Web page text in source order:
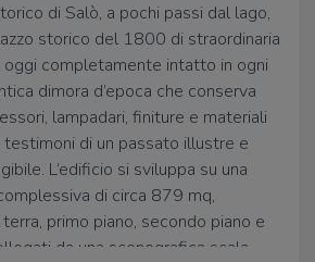
di Salò, a pochi passi dal lago,
storico del 1800 di straordinaria
oggi completamente intatto in ogni
dimora d’epoca che conserva
lampadari, finiture e materiali
di un passato illustre e
L’edificio si sviluppa su una
di circa 879 mq,
primo piano, secondo piano e
da una scenografica scala